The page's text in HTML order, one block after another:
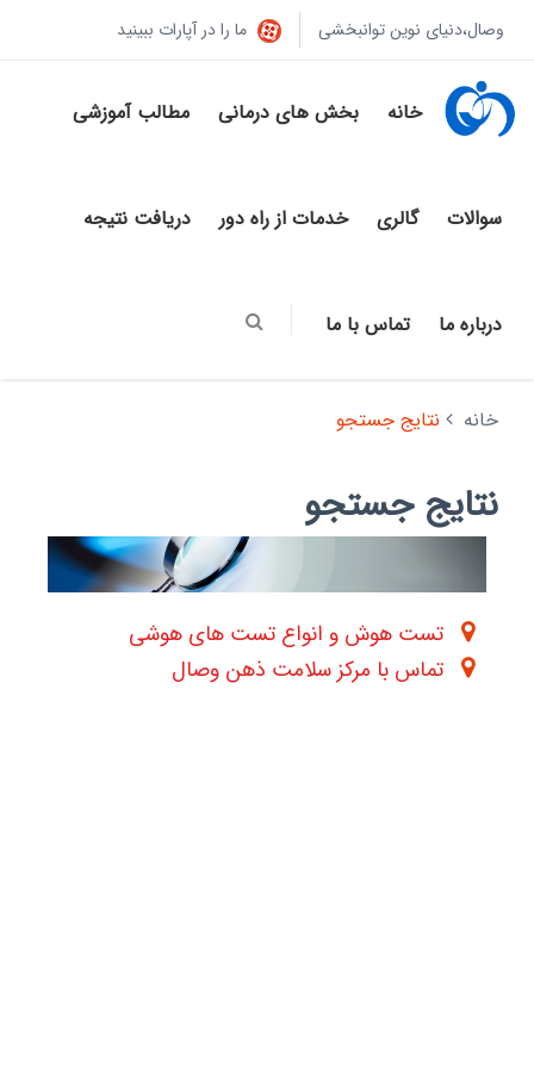
وصال،دنیای نوین توانبخشی ما را در آپارات ببینید
خانه بخش های درمانی مطالب آموزشی
سوالات گالری خدمات از راه دور دریافت نتیجه
درباره ما تماس با ما
خانه نتایج جستجو
نتایج جستجو
تست هوش و انواع تست های هوشی
تماس با مرکز سلامت ذهن وصال